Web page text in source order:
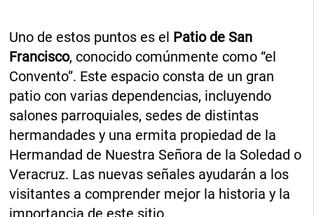
Uno de estos puntos es el Patio de San
Francisco, conocido comúnmente como “el
Convento”. Este espacio consta de un gran
patio con varias dependencias, incluyendo
salones parroquiales, sedes de distintas
hermandades y una ermita propiedad de la
Hermandad de Nuestra Señora de la Soledad o
Veracruz. Las nuevas señales ayudarán a los
visitantes a comprender mejor la historia y la
importancia de este sitio.